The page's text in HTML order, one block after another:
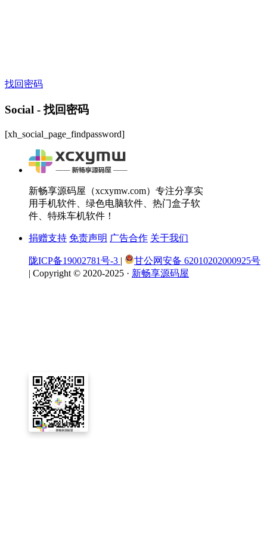
找回密码
Social - 找回密码
[xh_social_page_findpassword]
新畅享源码屋（xcxymw.com）专注分享实
用手机软件、绿色电脑软件、热门盒子软
件、特殊车机软件！
捐赠支持 免责声明 广告合作 关于我们
陇ICP备19002781号-3 |
甘公网安备 62010202000925号
| Copyright © 2020-2025 · 新畅享源码屋